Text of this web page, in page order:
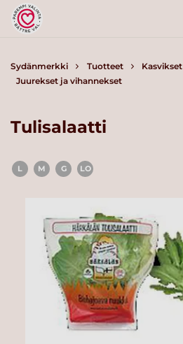
Sydänmerkki Tuotteet
Kasvikset
Juurekset ja vihannekset
Tulisalaatti
L M G LO